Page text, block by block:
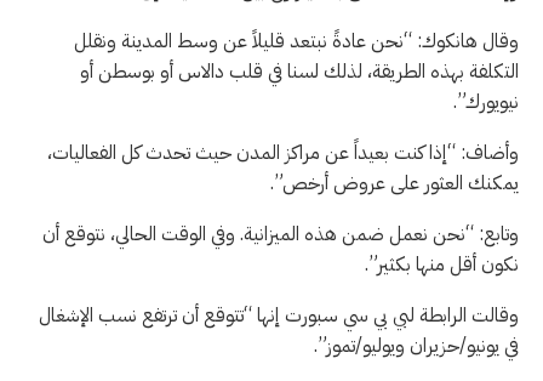
وقال هانكوك: “نحن عادةً نبتعد قليلاً عن وسط المدينة ونقلل
التكلفة بهذه الطريقة، لذلك لسنا في قلب دالاس أو بوسطن أو
نيويورك”.
وأضاف: “إذا كنت بعيداً عن مراكز المدن حيث تحدث كل الفعاليات،
يمكنك العثور على عروض أرخص”.
وتابع: “نحن نعمل ضمن هذه الميزانية. وفي الوقت الحالي، نتوقع أن
نكون أقل منها بكثير”.
وقالت الرابطة لبي بي سي سبورت إنها “تتوقع أن ترتفع نسب الإشغال
في يونيو/حزيران ويوليو/تموز”.